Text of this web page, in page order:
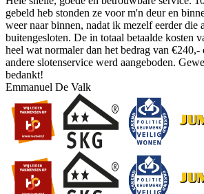
gebeld heb stonden ze voor m'n deur en
weer naar binnen, nadat ik mezelf eerder die
buitengesloten. De in totaal betaalde kosten
heel wat normaler dan het bedrag van €240,-
andere slotenservice werd aangeboden.
bedankt!
Emmanuel De Valk